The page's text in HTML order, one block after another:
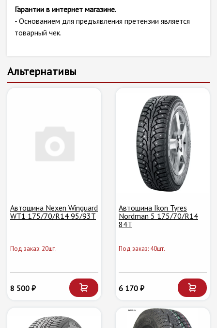
Гарантии в интернет магазине.
- Основанием для предъявления претензии является
товарный чек.
Альтернативы
Автошина Nexen Winguard
WT1 175/70/R14 95/93T
Под заказ: 20шт.
8 500 ₽
Автошина Ikon Tyres
Nordman 5 175/70/R14
84T
Под заказ: 40шт.
6 170 ₽